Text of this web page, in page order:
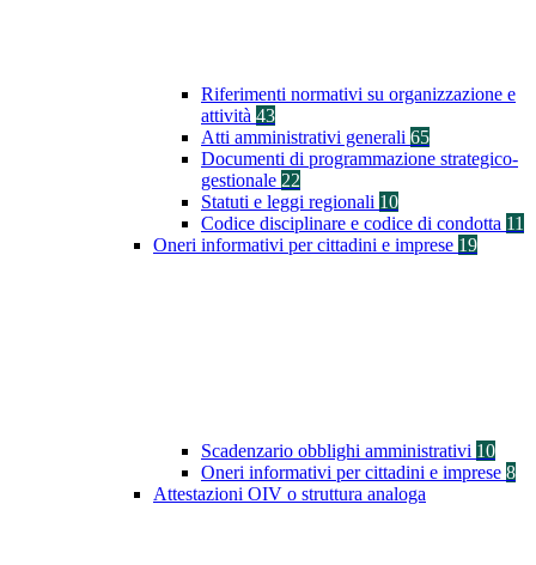
Riferimenti normativi su organizzazione e
attività 43
Atti amministrativi generali 65
Documenti di programmazione strategico-
gestionale 22
Statuti e leggi regionali 10
Codice disciplinare e codice di condotta 11
Oneri informativi per cittadini e imprese 19
Scadenzario obblighi amministrativi 10
Oneri informativi per cittadini e imprese 8
Attestazioni OIV o struttura analoga